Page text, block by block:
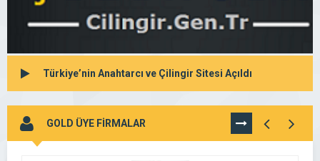
Türkiye’nin Anahtarcı ve Çilingir Sitesi Açıldı
GOLD ÜYE FİRMALAR TÜMÜNÜ
GÖR